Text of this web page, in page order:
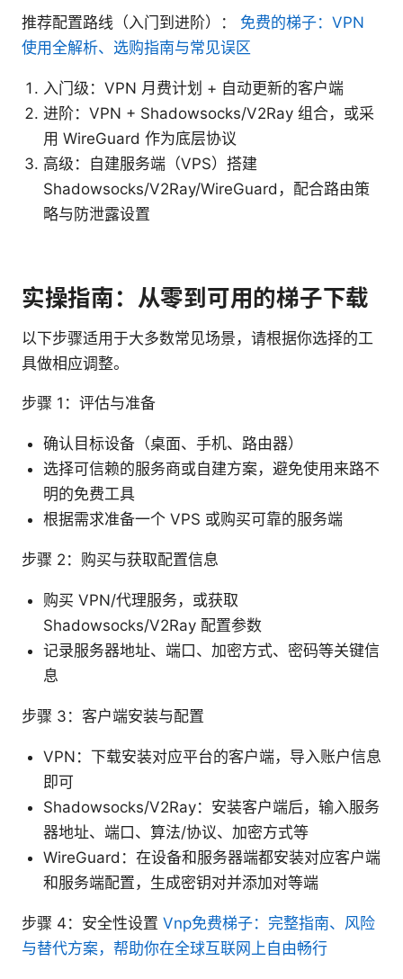
推荐配置路线（入门到进阶）： 免费的梯子：VPN
使用全解析、选购指南与常见误区
入门级：VPN 月费计划 + 自动更新的客户端
进阶：VPN + Shadowsocks/V2Ray 组合，或采
用 WireGuard 作为底层协议
高级：自建服务端（VPS）搭建
Shadowsocks/V2Ray/WireGuard，配合路由策
略与防泄露设置
实操指南：从零到可用的梯子下载
以下步骤适用于大多数常见场景，请根据你选择的工
具做相应调整。
步骤 1：评估与准备
确认目标设备（桌面、手机、路由器）
选择可信赖的服务商或自建方案，避免使用来路不
明的免费工具
根据需求准备一个 VPS 或购买可靠的服务端
步骤 2：购买与获取配置信息
购买 VPN/代理服务，或获取
Shadowsocks/V2Ray 配置参数
记录服务器地址、端口、加密方式、密码等关键信
息
步骤 3：客户端安装与配置
VPN：下载安装对应平台的客户端，导入账户信息
即可
Shadowsocks/V2Ray：安装客户端后，输入服务
器地址、端口、算法/协议、加密方式等
WireGuard：在设备和服务器端都安装对应客户端
和服务端配置，生成密钥对并添加对等端
步骤 4：安全性设置 Vnp免费梯子：完整指南、风险
与替代方案，帮助你在全球互联网上自由畅行